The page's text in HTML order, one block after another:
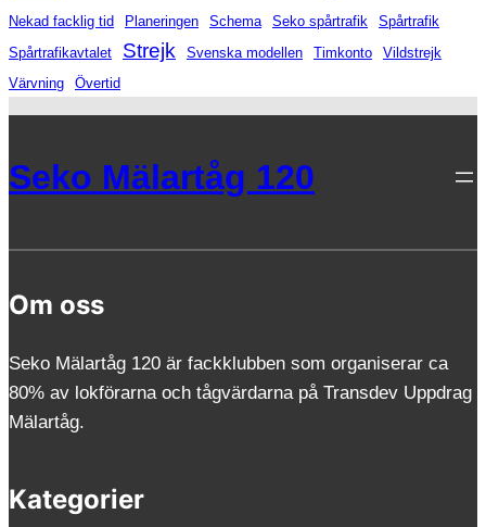
Nekad facklig tid Planeringen Schema Seko spårtrafik
Spårtrafik
Spårtrafikavtalet
Strejk Svenska modellen Timkonto
Vildstrejk
Värvning
Övertid
Seko Mälartåg 120
Om oss
Seko Mälartåg 120 är fackklubben som organiserar ca
80% av lokförarna och tågvärdarna på Transdev Uppdrag
Mälartåg.
Kategorier